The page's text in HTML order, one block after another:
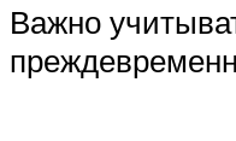
Важно